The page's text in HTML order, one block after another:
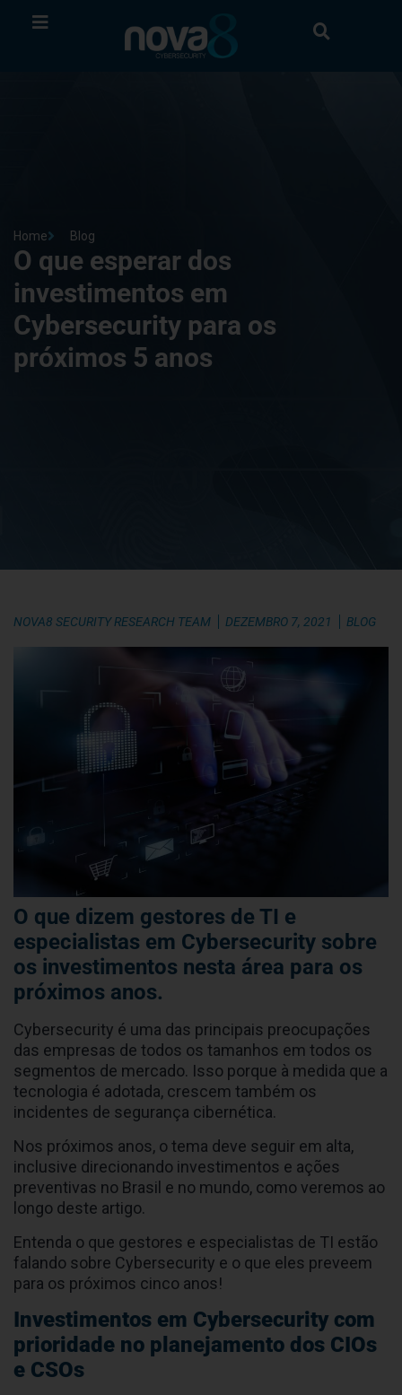
Home Blog
O que esperar dos
investimentos em
Cybersecurity para os
próximos 5 anos
NOVA8 SECURITY RESEARCH TEAM DEZEMBRO 7, 2021 BLOG
O que dizem gestores de TI e
especialistas em Cybersecurity sobre
os investimentos nesta área para os
próximos anos.
Cybersecurity é uma das principais preocupações
das empresas de todos os tamanhos em todos os
segmentos de mercado. Isso porque à medida que a
tecnologia é adotada, crescem também os
incidentes de segurança cibernética.
Nos próximos anos, o tema deve seguir em alta,
inclusive direcionando investimentos e ações
preventivas no Brasil e no mundo, como veremos ao
longo deste artigo.
Entenda o que gestores e especialistas de TI estão
falando sobre Cybersecurity e o que eles preveem
para os próximos cinco anos!
Investimentos em Cybersecurity com
prioridade no planejamento dos CIOs
e CSOs